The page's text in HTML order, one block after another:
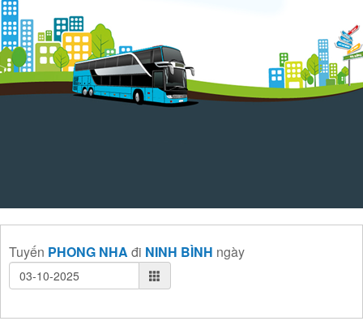
Tuyến PHONG NHA đi NINH BÌNH ngày